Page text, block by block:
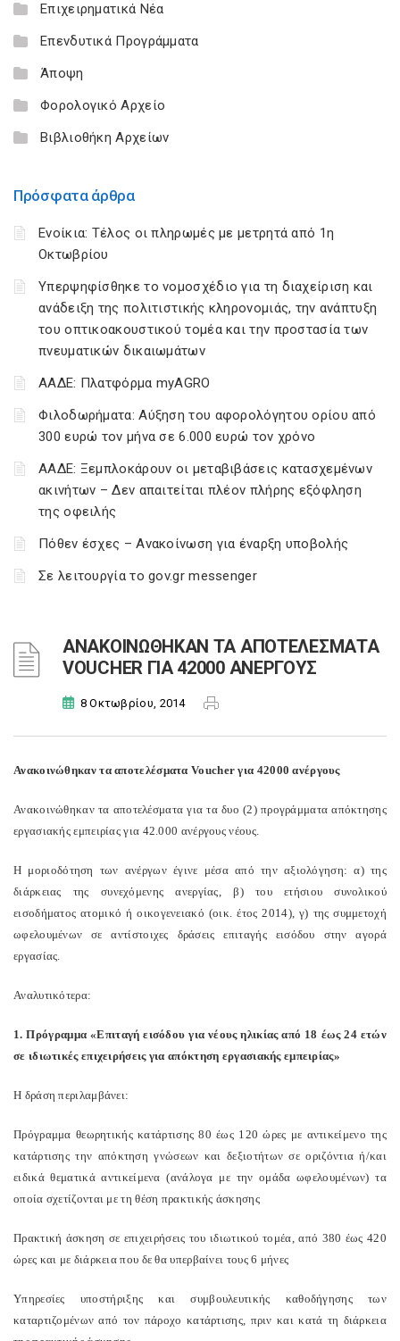
Επιχειρηματικά Νέα
Επενδυτικά Προγράμματα
Άποψη
Φορολογικό Αρχείο
Βιβλιοθήκη Αρχείων
Πρόσφατα άρθρα
Ενοίκια: Τέλος οι πληρωμές με μετρητά από 1η
Οκτωβρίου
Υπερψηφίσθηκε το νομοσχέδιο για τη διαχείριση και
ανάδειξη της πολιτιστικής κληρονομιάς, την ανάπτυξη
του οπτικοακουστικού τομέα και την προστασία των
πνευματικών δικαιωμάτων
ΑΑΔΕ: Πλατφόρμα myAGRO
Φιλοδωρήματα: Αύξηση του αφορολόγητου ορίου από
300 ευρώ τον μήνα σε 6.000 ευρώ τον χρόνο
ΑΑΔΕ: Ξεμπλοκάρουν οι μεταβιβάσεις κατασχεμένων
ακινήτων – Δεν απαιτείται πλέον πλήρης εξόφληση
της οφειλής
Πόθεν έσχες – Ανακοίνωση για έναρξη υποβολής
Σε λειτουργία το gov.gr messenger
ΑΝΑΚΟΙΝΩΘΗΚΑΝ ΤΑ ΑΠΟΤΕΛΕΣΜΑΤΑ
VOUCHER ΓΙΑ 42000 ΑΝΕΡΓΟΥΣ
8 Οκτωβρίου, 2014
Ανακοινώθηκαν τα αποτελέσματα Voucher για 42000 ανέργους
Ανακοινώθηκαν τα αποτελέσματα για τα δυο (2) προγράμματα απόκτησης
εργασιακής εμπειρίας για 42.000 ανέργους νέους.
Η μοριοδότηση των ανέργων έγινε μέσα από την αξιολόγηση: α) της
διάρκειας της συνεχόμενης ανεργίας, β) του ετήσιου συνολικού
εισοδήματος ατομικό ή οικογενειακό (οικ. έτος 2014), γ) της συμμετοχή
ωφελουμένων σε αντίστοιχες δράσεις επιταγής εισόδου στην αγορά
εργασίας.
Αναλυτικότερα:
1. Πρόγραμμα «Επιταγή εισόδου για νέους ηλικίας από 18 έως 24 ετών
σε ιδιωτικές επιχειρήσεις για απόκτηση εργασιακής εμπειρίας»
Η δράση περιλαμβάνει:
Πρόγραμμα θεωρητικής κατάρτισης 80 έως 120 ώρες με αντικείμενο της
κατάρτισης την απόκτηση γνώσεων και δεξιοτήτων σε οριζόντια ή/και
ειδικά θεματικά αντικείμενα (ανάλογα με την ομάδα ωφελουμένων) τα
οποία σχετίζονται με τη θέση πρακτικής άσκησης
Πρακτική άσκηση σε επιχειρήσεις του ιδιωτικού τομέα, από 380 έως 420
ώρες και με διάρκεια που δε θα υπερβαίνει τους 6 μήνες
Υπηρεσίες υποστήριξης και συμβουλευτικής καθοδήγησης των
καταρτιζομένων από τον πάροχο κατάρτισης, πριν και κατά τη διάρκεια